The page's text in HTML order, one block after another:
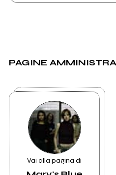
PAGINE
Vai alla pagina di